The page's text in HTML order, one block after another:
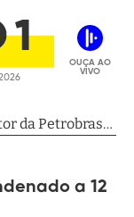
OUÇA AO
VIVO
da Petrobras
a 12